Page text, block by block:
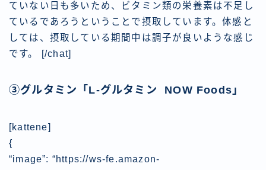
ていない日も多いため、ビタミン類の栄養素は不足し
ているであろうということで摂取しています。体感と
しては、摂取している期間中は調子が良いような感じ
です。 [/chat]
③グルタミン「L-グルタミン NOW Foods」
[kattene]
{
“image”: “https://ws-fe.amazon-